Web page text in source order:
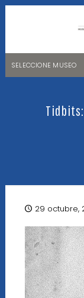
SELECCIONE MUSEO
NATURALEZA Y
CENTRO DE
CUEVA DEL VIENTO
29 octubre,